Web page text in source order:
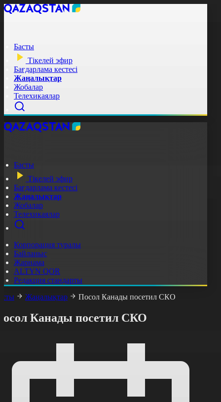
Басты
Тікелей эфир
Бағдарлама кестесі
Жаңалықтар
Жобалар
Телехикаялар
Басты
Тікелей эфир
Бағдарлама кестесі
Жаңалықтар
Жобалар
Телехикаялар
Корпорация туралы
Байланыс
Жарнама
ALTYN QOR
Редакция стандарты
Жаңалықтар Посол Канады посетил СКО
Канады посетил СКО